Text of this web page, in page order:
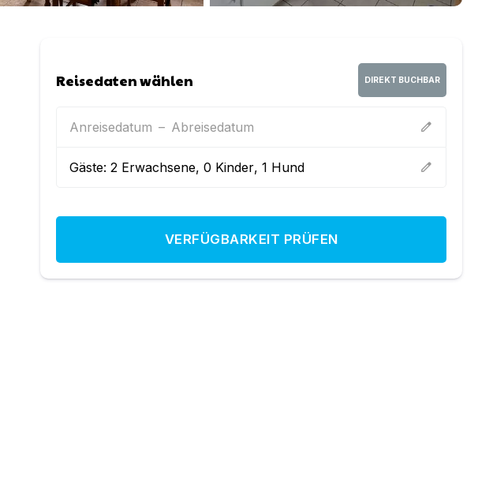
Reisedaten wählen DIREKT BUCHBAR
Anreisedatum – Abreisedatum edit
Gäste:2 Erwachsene,0 Kinder,1 Hund edit
VERFÜGBARKEIT PRÜFEN